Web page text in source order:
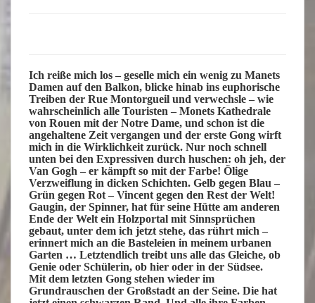
Ich reiße mich los – geselle mich ein wenig zu Manets
Damen auf den Balkon, blicke hinab ins euphorische
Treiben der Rue Montorgueil und verwechsle – wie
wahrscheinlich alle Touristen – Monets Kathedrale
von Rouen mit der Notre Dame, und schon ist die
angehaltene Zeit vergangen und der erste Gong wirft
mich in die Wirklichkeit zurück. Nur noch schnell
unten bei den Expressiven durch huschen: oh jeh, der
Van Gogh – er kämpft so mit der Farbe! Ölige
Verzweiflung in dicken Schichten. Gelb gegen Blau –
Grün gegen Rot – Vincent gegen den Rest der Welt!
Gaugin, der Spinner, hat für seine Hütte am anderen
Ende der Welt ein Holzportal mit Sinnsprüchen
gebaut, unter dem ich jetzt stehe, das rührt mich –
erinnert mich an die Basteleien in meinem urbanen
Garten … Letztendlich treibt uns alle das Gleiche, ob
Genie oder Schülerin, ob hier oder in der Südsee.
Mit dem letzten Gong stehen wieder im
Grundrauschen der Großstadt an der Seine. Die hat